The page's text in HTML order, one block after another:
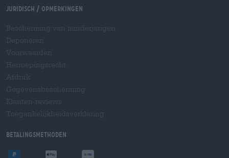
Juridisch / Opmerkingen
Betalingsmethoden